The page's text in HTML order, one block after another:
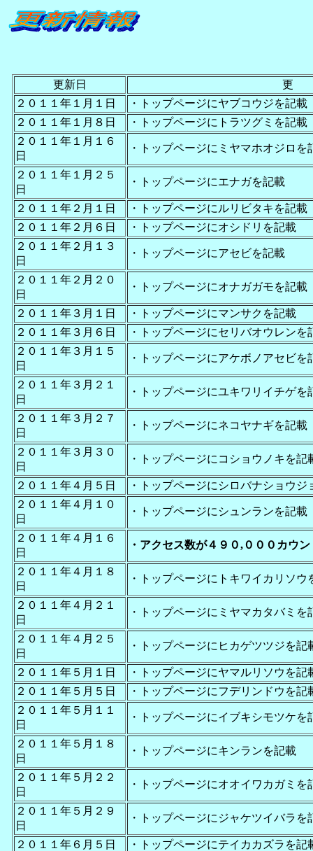
更新日
更
２０１１年１月１日
・トップページにヤブコウジを記
２０１１年１月８日
・トップページにトラツグミを記載
２０１１年１月１６
日
・トップページにミヤマホオジロを
２０１１年１月２５
日
・トップページにエナガを記載
２０１１年２月１日
・トップページにルリビタキを記載
２０１１年２月６日
・トップページにオシドリを記載
２０１１年２月１３
日
・トップページにアセビを記載
２０１１年２月２０
日
・トップページにオナガガモを記載
２０１１年３月１日
・トップページにマンサクを記載
２０１１年３月６日
・トップページにセリバオウレンを
２０１１年３月１５
日
・トップページにアケボノアセビを
２０１１年３月２１
日
・トップページにユキワリイチゲを
２０１１年３月２７
日
・トップページにネコヤナギを記載
２０１１年３月３０
日
・トップページにコショウノキを記
２０１１年４月５日
・トップページにシロバナショウジ
２０１１年４月１０
日
・トップページにシュンランを記載
２０１１年４月１６
日
・アクセス数が４９０,０００カウ
２０１１年４月１８
日
・トップページにトキワイカリソウ
２０１１年４月２１
日
・トップページにミヤマカタバミを
２０１１年４月２５
日
・トップページにヒカゲツツジを記
２０１１年５月１日
・トップページにヤマルリソウを記
２０１１年５月５日
・トップページにフデリンドウを記
２０１１年５月１１
日
・トップページにイブキシモツケを
２０１１年５月１８
日
・トップページにキンランを記載
２０１１年５月２２
日
・トップページにオオイワカガミを
２０１１年５月２９
日
・トップページにジャケツイバラを
２０１１年６月５日
・トップページにテイカカズラを記